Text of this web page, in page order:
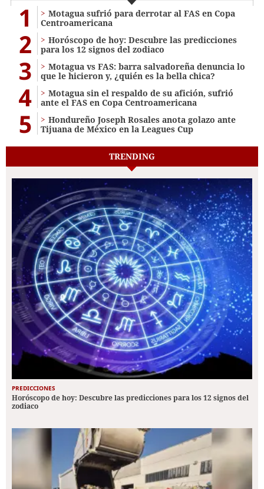
1
Motagua sufrió para derrotar al FAS en Copa
Centroamericana
2
Horóscopo de hoy: Descubre las predicciones
para los 12 signos del zodiaco
3
Motagua vs FAS: barra salvadoreña denuncia lo
que le hicieron y, ¿quién es la bella chica?
4
Motagua sin el respaldo de su afición, sufrió
ante el FAS en Copa Centroamericana
5
Hondureño Joseph Rosales anota golazo ante
Tijuana de México en la Leagues Cup
TRENDING
PREDICCIONES
Horóscopo de hoy: Descubre las predicciones para los 12 signos del
zodiaco